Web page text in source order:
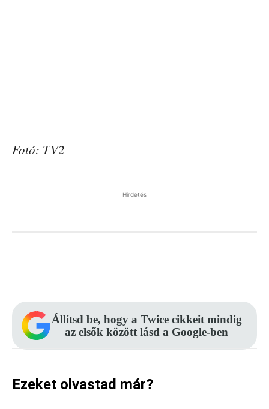
Fotó: TV2
Hirdetés
Állítsd be, hogy a Twice cikkeit mindig
az elsők között lásd a Google-ben
Ezeket olvastad már?